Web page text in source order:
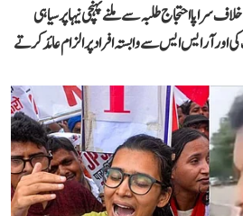
سراپا احتجاج طلبہ سے ملنے پہنچی نیہا پر سیاہی
اور آر ایس ایس سے وابستہ افراد پر الزام عائد کرتے